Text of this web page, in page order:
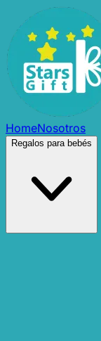
HomeNosotros
Regalos para bebés